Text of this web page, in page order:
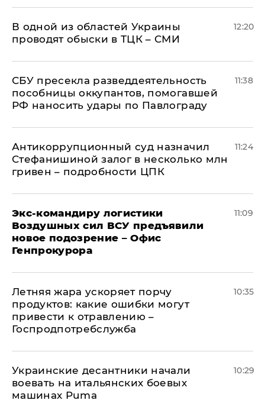
В одной из областей Украины
проводят обыски в ТЦК – СМИ
12:20
СБУ пресекла разведдеятельность
пособницы оккупантов, помогавшей
РФ наносить удары по Павлограду
11:38
Антикоррупционный суд назначил
Стефанишиной залог в несколько млн
гривен – подробности ЦПК
11:24
Экс-командиру логистики
Воздушных сил ВСУ предъявили
новое подозрение – Офис
Генпрокурора
11:09
Летняя жара ускоряет порчу
продуктов: какие ошибки могут
привести к отравлению –
Госпродпотребслужба
10:35
Украинские десантники начали
воевать на итальянских боевых
машинах Puma
10:29